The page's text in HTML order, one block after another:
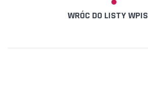
WRÓC DO LISTY